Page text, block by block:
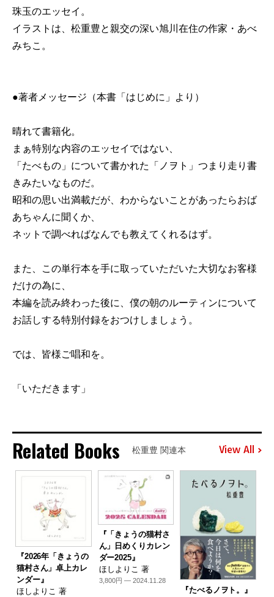
珠玉のエッセイ。
イラストは、松重豊と親交の深い旭川在住の作家・あべ
みちこ。
●著者メッセージ（本書「はじめに」より）
晴れて書籍化。
まぁ特別な内容のエッセイではない、
「たべもの」について書かれた「ノヲト」つまり走り書
きみたいなものだ。
昭和の思い出満載だが、わからないことがあったらおば
あちゃんに聞くか、
ネットで調べればなんでも教えてくれるはず。
また、この単行本を手に取っていただいた大切なお客様
だけの為に、
本編を読み終わった後に、僕の朝のルーティンについて
お話しする特別付録をおつけしましょう。
では、皆様ご唱和を。
「いただきます」
Related Books 松重豊 関連本 View All
『2026年「きょうの
猫村さん」卓上カレ
ンダー』
ほしよりこ 著
『「きょうの猫村さ
ん」日めくりカレン
ダー2025』
ほしよりこ 著
3,800円 — 2024.11.28
『たべるノヲト。』